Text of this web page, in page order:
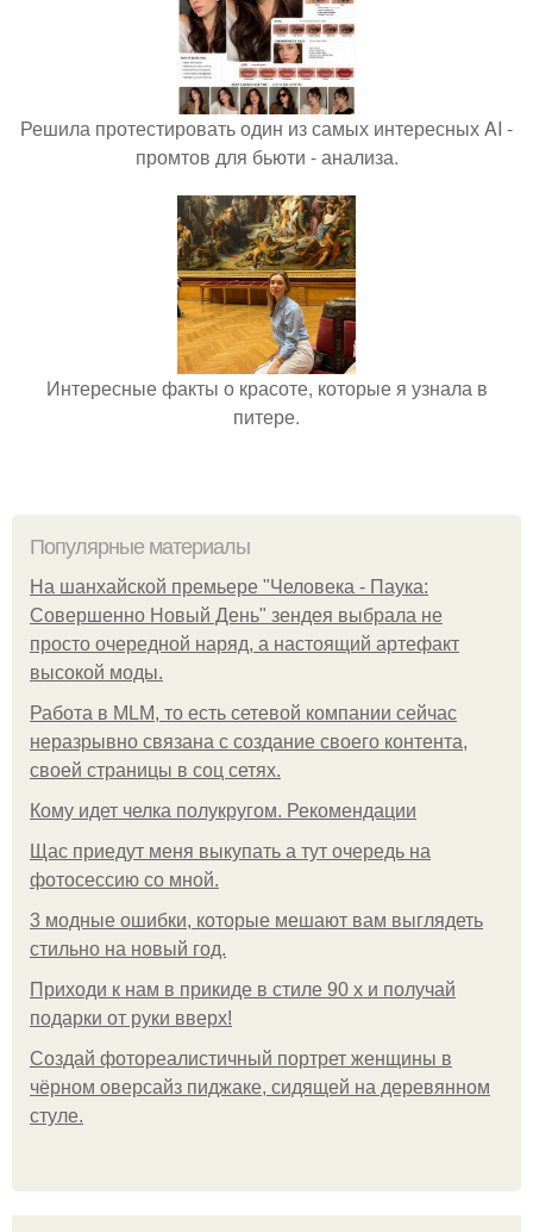
Решила протестировать один из самых интересных AI -
промтов для бьюти - анализа.
Интересные факты о красоте, которые я узнала в
питере.
Популярные материалы
На шанхайской премьере "Человека - Паука:
Совершенно Новый День" зендея выбрала не
просто очередной наряд, а настоящий артефакт
высокой моды.
Работа в MLM, то есть сетевой компании сейчас
неразрывно связана с создание своего контента,
своей страницы в соц сетях.
Кому идет челка полукругом. Рекомендации
Щас приедут меня выкупать а тут очередь на
фотосессию со мной.
3 модные ошибки, которые мешают вам выглядеть
стильно на новый год.
Приходи к нам в прикиде в стиле 90 х и получай
подарки от руки вверх!
Создай фотореалистичный портрет женщины в
чёрном оверсайз пиджаке, сидящей на деревянном
стуле.